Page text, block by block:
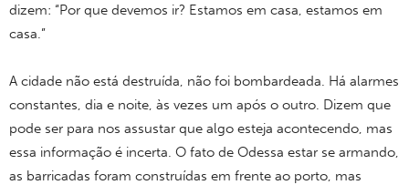
dizem: “Por que devemos ir? Estamos em casa, estamos em
casa.”
A cidade não está destruída, não foi bombardeada. Há alarmes
constantes, dia e noite, às vezes um após o outro. Dizem que
pode ser para nos assustar que algo esteja acontecendo, mas
essa informação é incerta. O fato de Odessa estar se armando,
as barricadas foram construídas em frente ao porto, mas